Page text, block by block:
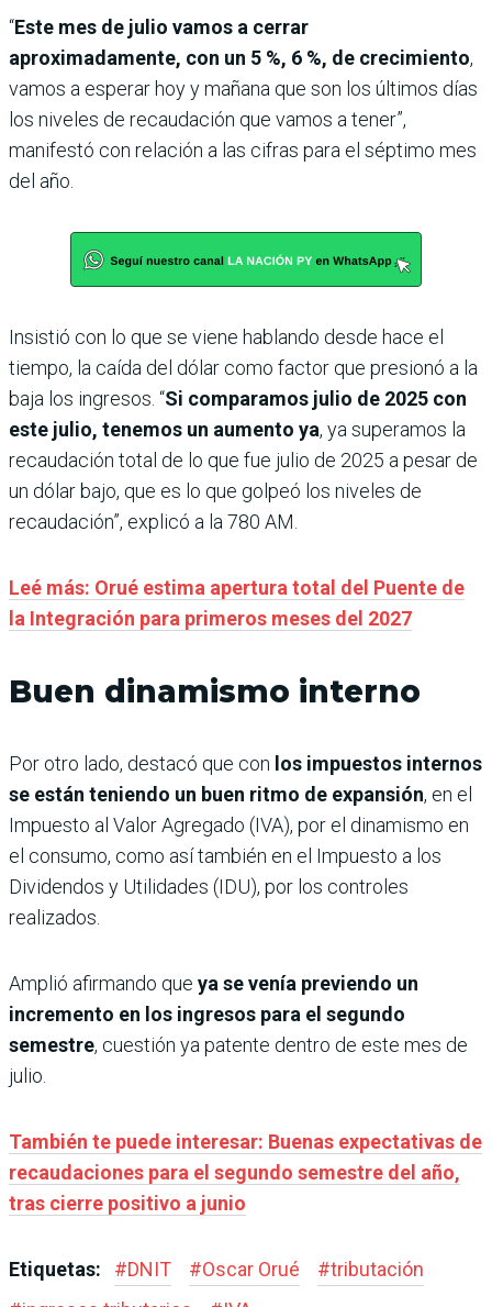
“Este mes de julio vamos a cerrar
aproximadamente, con un 5 %, 6 %, de crecimiento,
vamos a esperar hoy y mañana que son los últimos días
los niveles de recaudación que vamos a tener”,
manifestó con relación a las cifras para el séptimo mes
del año.
Insistió con lo que se viene hablando desde hace el
tiempo, la caída del dólar como factor que presionó a la
baja los ingresos. “Si comparamos julio de 2025 con
este julio, tenemos un aumento ya, ya superamos la
recaudación total de lo que fue julio de 2025 a pesar de
un dólar bajo, que es lo que golpeó los niveles de
recaudación”, explicó a la 780 AM.
Leé más: Orué estima apertura total del Puente de
la Integración para primeros meses del 2027
Buen dinamismo interno
Por otro lado, destacó que con los impuestos internos
se están teniendo un buen ritmo de expansión, en el
Impuesto al Valor Agregado (IVA), por el dinamismo en
el consumo, como así también en el Impuesto a los
Dividendos y Utilidades (IDU), por los controles
realizados.
Amplió afirmando que ya se venía previendo un
incremento en los ingresos para el segundo
semestre, cuestión ya patente dentro de este mes de
julio.
También te puede interesar: Buenas expectativas de
recaudaciones para el segundo semestre del año,
tras cierre positivo a junio
Etiquetas: #DNIT #Oscar Orué #tributación